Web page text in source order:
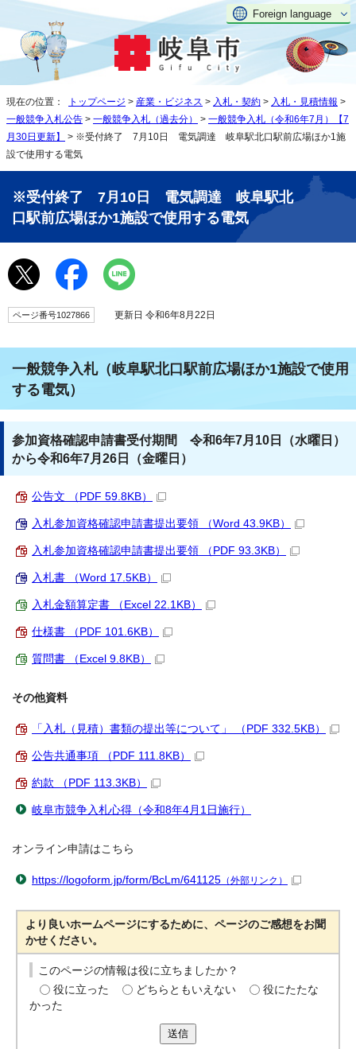
Foreign language
現在の位置： トップページ > 産業・ビジネス > 入札・契約 > 入札・見積情報 >
一般競争入札公告 > 一般競争入札（過去分） > 一般競争入札（令和6年7月）【7
月30日更新】
> ※受付終了 7月10日 電気調達 岐阜駅北口駅前広場ほか1施
設で使用する電気
※受付終了 7月10日 電気調達 岐阜駅北
口駅前広場ほか1施設で使用する電気
ページ番号1027866 更新日 令和6年8月22日
一般競争入札（岐阜駅北口駅前広場ほか1施設で使用
する電気）
参加資格確認申請書受付期間 令和6年7月10日（水曜日）
から令和6年7月26日（金曜日）
公告文 （PDF 59.8KB）
入札参加資格確認申請書提出要領 （Word 43.9KB）
入札参加資格確認申請書提出要領 （PDF 93.3KB）
入札書 （Word 17.5KB）
入札金額算定書 （Excel 22.1KB）
仕様書 （PDF 101.6KB）
質問書 （Excel 9.8KB）
その他資料
「入札（見積）書類の提出等について」 （PDF 332.5KB）
公告共通事項 （PDF 111.8KB）
約款 （PDF 113.3KB）
岐阜市競争入札心得（令和8年4月1日施行）
オンライン申請はこちら
https://logoform.jp/form/BcLm/641125 （外部リンク）
より良いホームページにするために、ページのご感想をお聞
かせください。
このページの情報は役に立ちましたか？
役に立った
どちらともいえない
役にたたな
かった
送信